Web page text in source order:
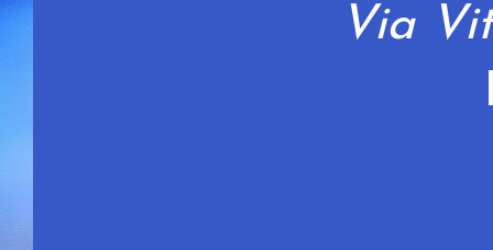
Via